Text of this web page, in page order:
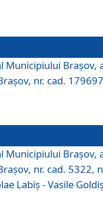
Municipiului Braşov,
nr. cad.
Municipiului Braşov,
nr. cad. 5322,
Labiș - Vasile